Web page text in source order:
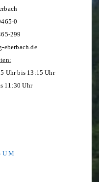
0
299
eberbach.de
Uhr bis 13:15 Uhr
11:30 Uhr
U M